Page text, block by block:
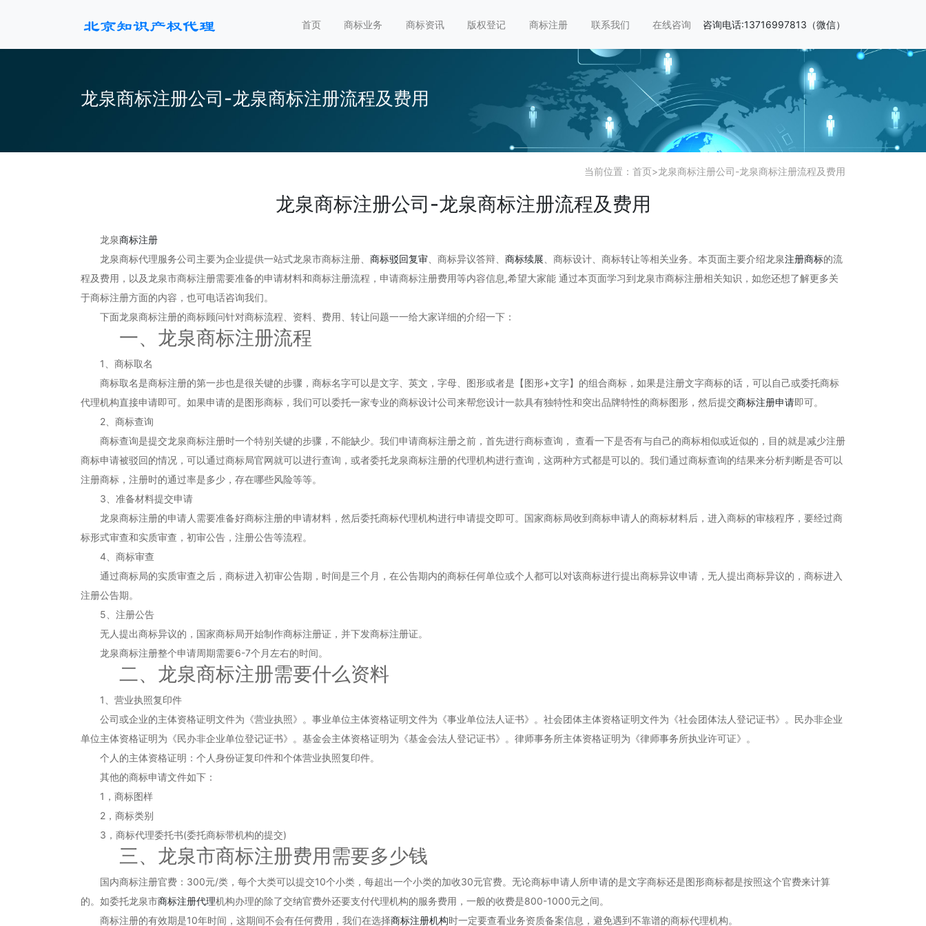
首页 商标业务 商标资讯 版权登记 商标注册 联系我们 在线咨询 咨询电话:13716997813（微信）
龙泉商标注册公司-龙泉商标注册流程及费用
当前位置： 首页>龙泉商标注册公司-龙泉商标注册流程及费用
龙泉商标注册公司-龙泉商标注册流程及费用
龙泉商标注册
龙泉商标代理服务公司主要为企业提供一站式龙泉市商标注册、 商标驳回复审 、商标异议答辩、 商标续展 、商标设计、商标转让等相关业务。本页面主要介绍龙泉注册商标的流
程及费用，以及龙泉市商标注册需要准备的申请材料和商标注册流程，申请商标注册费用等内容信息,希望大家能 通过本页面学习到龙泉市商标注册相关知识，如您还想了解更多关
于商标注册方面的内容，也可电话咨询我们。
下面龙泉商标注册的商标顾问针对商标流程、资料、费用、转让问题一一给大家详细的介绍一下：
一、龙泉商标注册流程
1、商标取名
商标取名是商标注册的第一步也是很关键的步骤，商标名字可以是文字、英文，字母、图形或者是【图形+文字】的组合商标，如果是注册文字商标的话，可以自己或委托商标
代理机构直接申请即可。如果申请的是图形商标，我们可以委托一家专业的商标设计公司来帮您设计一款具有独特性和突出品牌特性的商标图形，然后提交商标注册申请即可。
2、商标查询
商标查询是提交龙泉商标注册时一个特别关键的步骤，不能缺少。我们申请商标注册之前，首先进行商标查询， 查看一下是否有与自己的商标相似或近似的，目的就是减少注册
商标申请被驳回的情况，可以通过商标局官网就可以进行查询，或者委托龙泉商标注册的代理机构进行查询，这两种方式都是可以的。我们通过商标查询的结果来分析判断是否可以
注册商标，注册时的通过率是多少，存在哪些风险等等。
3、准备材料提交申请
龙泉商标注册的申请人需要准备好商标注册的申请材料，然后委托商标代理机构进行申请提交即可。国家商标局收到商标申请人的商标材料后，进入商标的审核程序，要经过商
标形式审查和实质审查，初审公告，注册公告等流程。
4、商标审查
通过商标局的实质审查之后，商标进入初审公告期，时间是三个月，在公告期内的商标任何单位或个人都可以对该商标进行提出商标异议申请，无人提出商标异议的，商标进入
注册公告期。
5、注册公告
无人提出商标异议的，国家商标局开始制作商标注册证，并下发商标注册证。
龙泉商标注册整个申请周期需要6-7个月左右的时间。
二、龙泉商标注册需要什么资料
1、营业执照复印件
公司或企业的主体资格证明文件为《营业执照》。事业单位主体资格证明文件为《事业单位法人证书》。社会团体主体资格证明文件为《社会团体法人登记证书》。民办非企业
单位主体资格证明为《民办非企业单位登记证书》。基金会主体资格证明为《基金会法人登记证书》。律师事务所主体资格证明为《律师事务所执业许可证》。
个人的主体资格证明：个人身份证复印件和个体营业执照复印件。
其他的商标申请文件如下：
1，商标图样
2，商标类别
3，商标代理委托书(委托商标带机构的提交)
三、龙泉市商标注册费用需要多少钱
国内商标注册官费：300元/类，每个大类可以提交10个小类，每超出一个小类的加收30元官费。无论商标申请人所申请的是文字商标还是图形商标都是按照这个官费来计算
的。如委托龙泉市商标注册代理机构办理的除了交纳官费外还要支付代理机构的服务费用，一般的收费是800-1000元之间。
商标注册的有效期是10年时间，这期间不会有任何费用，我们在选择商标注册机构时一定要查看业务资质备案信息，避免遇到不靠谱的商标代理机构。